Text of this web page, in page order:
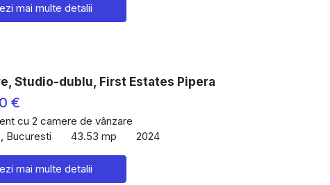
mai multe detalii
Studio-dublu, First Estates Pipera
€
cu 2 camere de vânzare
Bucuresti
43.53 mp 2024
mai multe detalii